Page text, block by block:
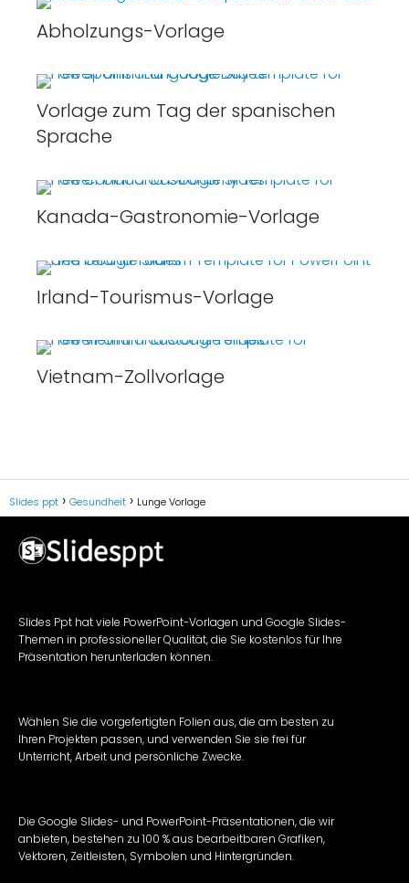
Abholzungs-Vorlage
Vorlage zum Tag der spanischen
Sprache
Kanada-Gastronomie-Vorlage
Irland-Tourismus-Vorlage
Vietnam-Zollvorlage
Slides ppt Gesundheit Lunge Vorlage
Slides Ppt hat viele PowerPoint-Vorlagen und Google Slides-
Themen in professioneller Qualität, die Sie kostenlos für Ihre
Präsentation herunterladen können.
Wählen Sie die vorgefertigten Folien aus, die am besten zu
Ihren Projekten passen, und verwenden Sie sie frei für
Unterricht, Arbeit und persönliche Zwecke.
Die Google Slides- und PowerPoint-Präsentationen, die wir
anbieten, bestehen zu 100 % aus bearbeitbaren Grafiken,
Vektoren, Zeitleisten, Symbolen und Hintergründen.